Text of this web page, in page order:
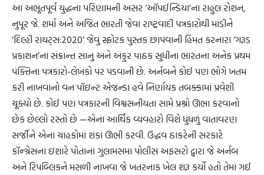
આ અભૂતપૂર્વ યુદ્ધના પરિણામની અસર ‘ઑપઈન્ડિયા’ના રાહુલ રોશન,
નુપૂર જે. શર્મા અને અજિત ભારતી જેવા રાષ્ટ્રવાદી પત્રકારોથી માંડીને
‘દિલ્હી રાયટ્સ:2020’ જેવું સ્ફોટક પુસ્તક છાપવાની હિંમત કરનારા ‘ગરૂડ
પ્રકાશન’ના સંક્રાન્ત સાનુ અને અંકુર પાઠક સુધીના ભારતના અનેક પ્રથમ
પંક્તિના પત્રકારો-લેખકો પર પડવાની છે. અર્નબને કોઈ પણ ભોગે ખતમ
કરી નાખવાનો વન પૉઇન્ટ એજન્ડા હવે નિર્ણાયક તબક્કામાં પ્રવેશી
ચૂક્યો છે. કોઈ પણ પત્રકારની વિશ્વસનીયતા સામે પ્રશ્નો ઊભા કરવાનો
છેક છેલ્લો રસ્તો છે —એના આર્થિક વ્યવહારો વિશે ધુંધળું વાતાવરણ
સર્જીને એના ચાહકોમાં શંકા ઊભી કરવી. ઉદ્ધવ ઠાકરેની સરકારે
કૉન્ગ્રેસના ઇશારે પોતાના ગુલામસમા પોલીસ અફસરો દ્વારા જે અર્નબ
અને રિપબ્લિકને મસળી નાખવા જે ખતરનાક ખેલ શરૂ કર્યો હતો તેમાં ગઈ